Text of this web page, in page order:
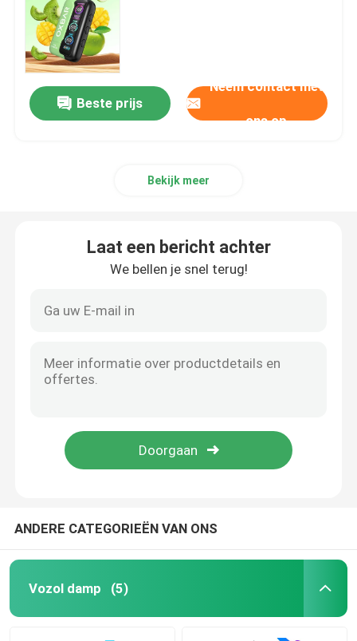
Beste prijs
Neem contact met
ons op
Bekijk meer
Laat een bericht achter
We bellen je snel terug!
ANDERE CATEGORIEËN VAN ONS
Vozol damp (5)